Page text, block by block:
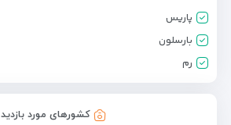
پاریس
بارسلون
رم
کشورهای مورد بازدید